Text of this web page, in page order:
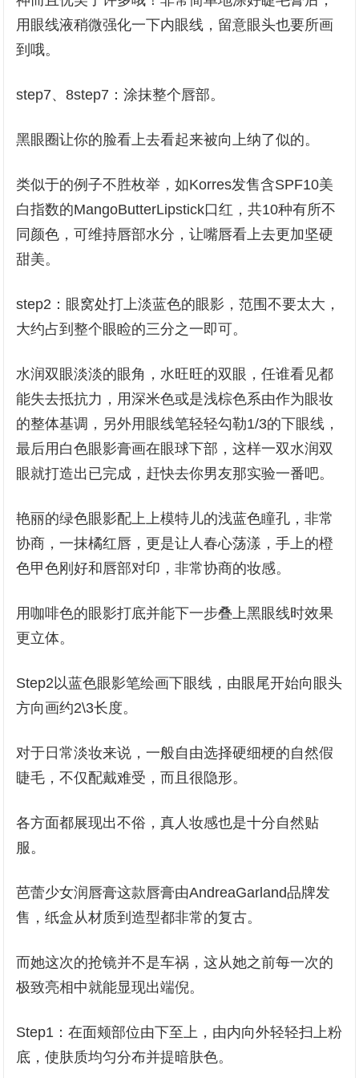
用眼线液稍微强化一下内眼线，留意眼头也要所画
到哦。
step7、8step7：涂抹整个唇部。
黑眼圈让你的脸看上去看起来被向上纳了似的。
类似于的例子不胜枚举，如Korres发售含SPF10美
白指数的MangoButterLipstick口红，共10种有所不
同颜色，可维持唇部水分，让嘴唇看上去更加坚硬
甜美。
step2：眼窝处打上淡蓝色的眼影，范围不要太大，
大约占到整个眼睑的三分之一即可。
水润双眼淡淡的眼角，水旺旺的双眼，任谁看见都
能失去抵抗力，用深米色或是浅棕色系由作为眼妆
的整体基调，另外用眼线笔轻轻勾勒1/3的下眼线，
最后用白色眼影膏画在眼球下部，这样一双水润双
眼就打造出已完成，赶快去你男友那实验一番吧。
艳丽的绿色眼影配上上模特儿的浅蓝色瞳孔，非常
协商，一抹橘红唇，更是让人春心荡漾，手上的橙
色甲色刚好和唇部对印，非常协商的妆感。
用咖啡色的眼影打底并能下一步叠上黑眼线时效果
更立体。
Step2以蓝色眼影笔绘画下眼线，由眼尾开始向眼头
方向画约2\3长度。
对于日常淡妆来说，一般自由选择硬细梗的自然假
睫毛，不仅配戴难受，而且很隐形。
各方面都展现出不俗，真人妆感也是十分自然贴
服。
芭蕾少女润唇膏这款唇膏由AndreaGarland品牌发
售，纸盒从材质到造型都非常的复古。
而她这次的抢镜并不是车祸，这从她之前每一次的
极致亮相中就能显现出端倪。
Step1：在面颊部位由下至上，由内向外轻轻扫上粉
底，使肤质均匀分布并提暗肤色。